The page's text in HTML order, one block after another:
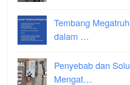
Tembang
dalam …
Penyebab dan
Mengat…